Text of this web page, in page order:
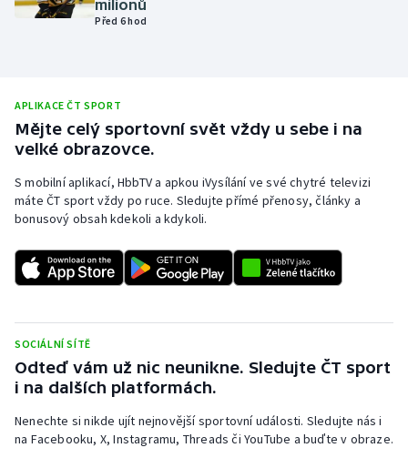
Plážový volejbal
Rychlostní kanoistika
Short track
Sportovní střelba
Stolní tenis
Triatlon
Veslování
Vodní slalom
milionů
Před 6 hod
APLIKACE ČT SPORT
Mějte celý sportovní svět vždy u sebe i na
velké obrazovce.
S mobilní aplikací, HbbTV a apkou iVysílání ve své chytré televizi
máte ČT sport vždy po ruce. Sledujte přímé přenosy, články a
bonusový obsah kdekoli a kdykoli.
SOCIÁLNÍ SÍTĚ
Odteď vám už nic neunikne. Sledujte ČT sport
i na dalších platformách.
Nenechte si nikde ujít nejnovější sportovní události. Sledujte nás i
na Facebooku, X, Instagramu, Threads či YouTube a buďte v obraze.